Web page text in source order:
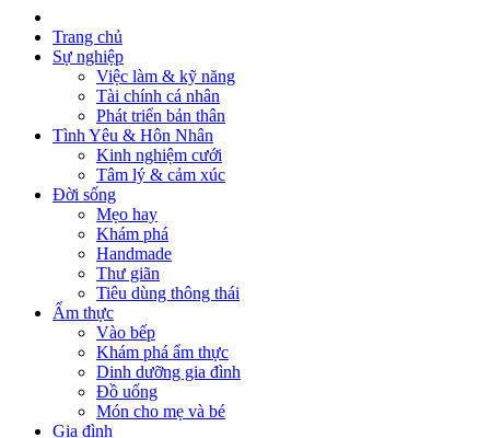
Trang chủ
Sự nghiệp
Việc làm & kỹ năng
Tài chính cá nhân
Phát triển bản thân
Tình Yêu & Hôn Nhân
Kinh nghiệm cưới
Tâm lý & cảm xúc
Đời sống
Mẹo hay
Khám phá
Handmade
Thư giãn
Tiêu dùng thông thái
Ẩm thực
Vào bếp
Khám phá ẩm thực
Dinh dưỡng gia đình
Đồ uống
Món cho mẹ và bé
Gia đình